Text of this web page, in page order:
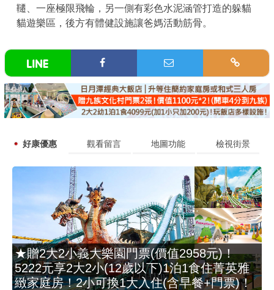
韆、一座極限飛輪，另一側有彩色水泥涵管打造的躲貓
貓遊樂區，後方有體健設施讓爸媽活動筋骨。
好康優惠 觀看留言 地圖功能 檢視街景
★贈2大2小義大樂園門票(價值2958元)！
5222元享2大2小(12歲以下)1泊1食住菁英雅
緻家庭房！2小可換1大入住(含早餐+門票)！